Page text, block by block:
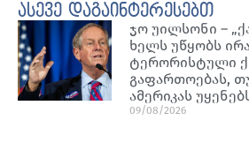
ასევე დაგაინტერესებთ
ჯო უილსონი –
ხელს უწყობს
ტერორისტული
გაფართოებას,
ამერიკას
09/08/2026